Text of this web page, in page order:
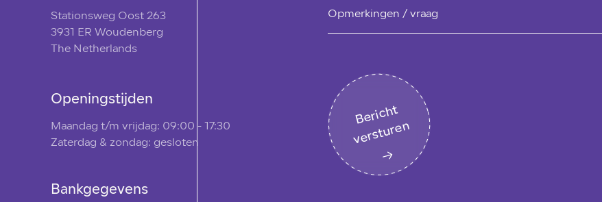
Stationsweg Oost 263
3931 ER Woudenberg
The Netherlands
Openingstijden
Maandag t/m vrijdag: 09:00 - 17:30
Zaterdag & zondag: gesloten
Bankgegevens
Opmerkingen / vraag
B
eri
c
ht
v
er
st
ur
e
n